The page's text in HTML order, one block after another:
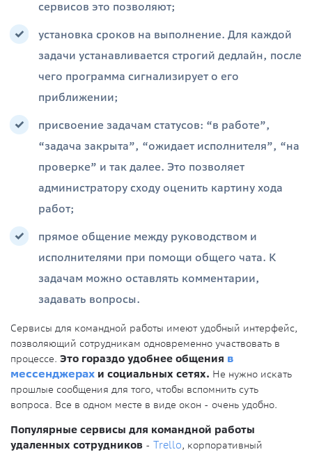
сервисов это позволяют;
установка сроков на выполнение. Для каждой
задачи устанавливается строгий дедлайн, после
чего программа сигнализирует о его
приближении;
присвоение задачам статусов: “в работе”,
“задача закрыта”, “ожидает исполнителя”, “на
проверке” и так далее. Это позволяет
администратору сходу оценить картину хода
работ;
прямое общение между руководством и
исполнителями при помощи общего чата. К
задачам можно оставлять комментарии,
задавать вопросы.
Сервисы для командной работы имеют удобный интерфейс,
позволяющий сотрудникам одновременно участвовать в
процессе. Это гораздо удобнее общения в
мессенджерах и социальных сетях. Не нужно искать
прошлые сообщения для того, чтобы вспомнить суть
вопроса. Все в одном месте в виде окон - очень удобно.
Популярные сервисы для командной работы
удаленных сотрудников - Trello, корпоративный